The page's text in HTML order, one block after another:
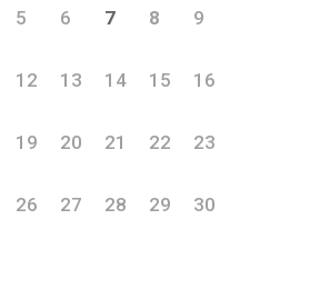
5 6 7 8 9
12 13 14 15 16
19 20 21 22 23
26 27 28 29 30